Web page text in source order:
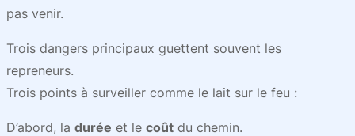
pas venir.
Trois dangers principaux guettent souvent les
repreneurs.
Trois points à surveiller comme le lait sur le feu :
D’abord, la durée et le coût du chemin.